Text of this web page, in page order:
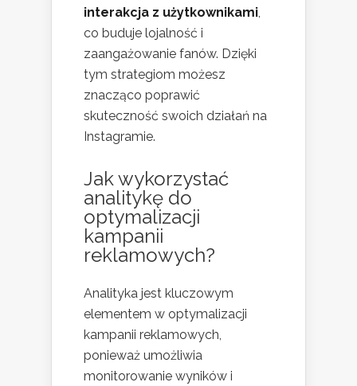
interakcja z użytkownikami,
co buduje lojalność i
zaangażowanie fanów. Dzięki
tym strategiom możesz
znacząco poprawić
skuteczność swoich działań na
Instagramie.
Jak wykorzystać
analitykę do
optymalizacji
kampanii
reklamowych?
Analityka jest kluczowym
elementem w optymalizacji
kampanii reklamowych,
ponieważ umożliwia
monitorowanie wyników i